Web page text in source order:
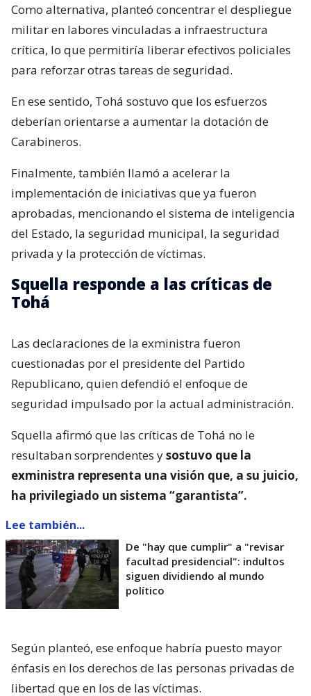
Como alternativa, planteó concentrar el despliegue
militar en labores vinculadas a infraestructura
crítica, lo que permitiría liberar efectivos policiales
para reforzar otras tareas de seguridad.
En ese sentido, Tohá sostuvo que los esfuerzos
deberían orientarse a aumentar la dotación de
Carabineros.
Finalmente, también llamó a acelerar la
implementación de iniciativas que ya fueron
aprobadas, mencionando el sistema de inteligencia
del Estado, la seguridad municipal, la seguridad
privada y la protección de víctimas.
Squella responde a las críticas de
Tohá
Las declaraciones de la exministra fueron
cuestionadas por el presidente del Partido
Republicano, quien defendió el enfoque de
seguridad impulsado por la actual administración.
Squella afirmó que las críticas de Tohá no le
resultaban sorprendentes ysostuvo que la
exministra representa una visión que, a su juicio,
ha privilegiado un sistema “garantista”.
Lee también...
De "hay que cumplir" a "revisar
facultad presidencial": indultos
siguen dividiendo al mundo
político
Según planteó, ese enfoque habría puesto mayor
énfasis en los derechos de las personas privadas de
libertad que en los de las víctimas.